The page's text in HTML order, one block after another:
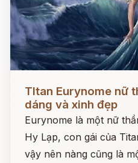
TItan Eurynome nữ
dáng và xinh đẹp
Eurynome là một nữ
Hy Lạp, con gái của
vậy nên nàng cũng là